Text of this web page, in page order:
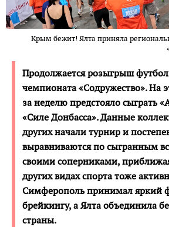
Крым бежит! Ялта приняла
Продолжается розыгрыш
чемпионата «Содружество». На
за неделю предстояло сыграть
«Силе Донбасса». Данные
других начали турнир и
выравниваются по сыгранным
своими соперниками,
других видах спорта тоже
Симферополь принимал яркий
брейкингу, а Ялта объединила
страны.